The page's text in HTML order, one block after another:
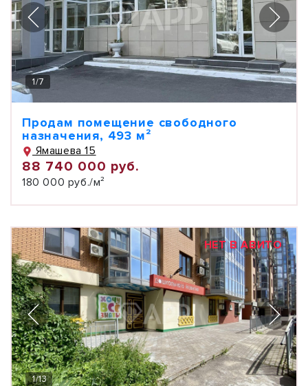
1/7
Продам помещение свободного
назначения, 493 м²
Ямашева 15
88 740 000 руб.
180 000 руб./м²
НЕТ В АВИТО
1/13